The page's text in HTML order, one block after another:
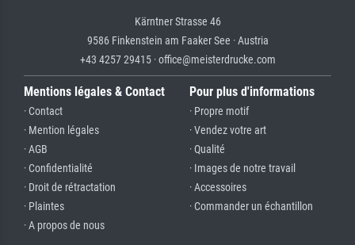
Kärntner Strasse 46
9586 Finkenstein am Faaker See · Austria
+43 4257 29415 · office@meisterdrucke.com
Mentions légales & Contact
· Contact
· Mention légales
· AGB
· Confidentialité
· Droit de rétractation
· Plaintes
· A propos de nous
Pour plus d'informations
· Propre motif
· Vendez votre art
· Qualité
· Images de notre travail
· Accessoires
· Commander un échantillon